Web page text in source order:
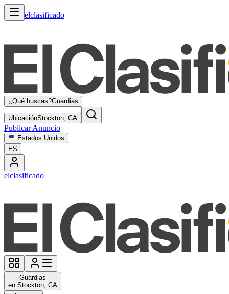
elclasificado
¿Qué buscas?Guardias
UbicaciónStockton, CA
Publicar Anuncio
Estados Unidos
ES
elclasificado
Guardias
en Stockton, CA